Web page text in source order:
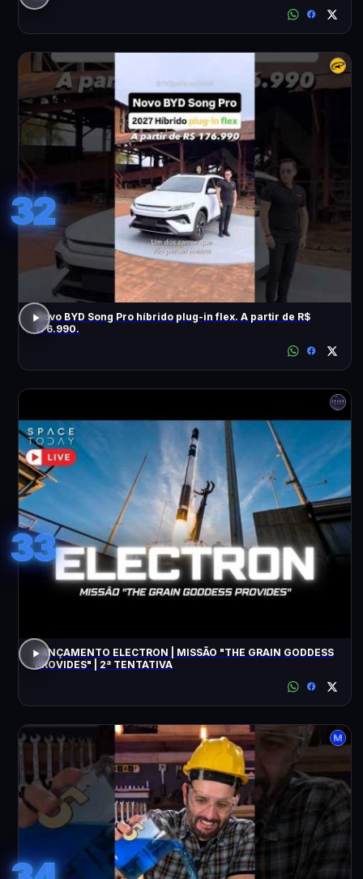
32
Novo BYD Song Pro híbrido plug-in flex. A partir de R$
176.990.
33
LANÇAMENTO ELECTRON | MISSÃO "THE GRAIN GODDESS
PROVIDES" | 2ª TENTATIVA